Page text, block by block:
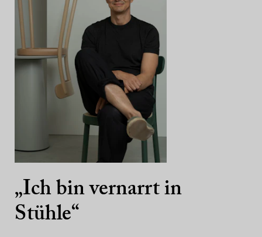
„Ich bin vernarrt in
Stühle“